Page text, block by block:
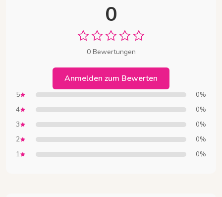
0
0 Bewertungen
Anmelden zum Bewerten
5 0%
4 0%
3 0%
2 0%
1 0%